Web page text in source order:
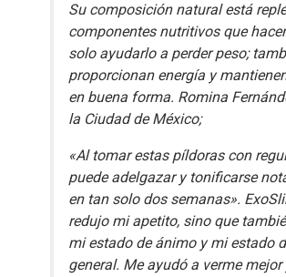
Su composición natural está
componentes nutritivos que
solo ayudarlo a perder peso;
proporcionan energía y
en buena forma. Romina
la Ciudad de México;
«Al tomar estas píldoras con
puede adelgazar y tonificarse
en tan solo dos semanas».
redujo mi apetito, sino que
mi estado de ánimo y mi estado
general. Me ayudó a verme